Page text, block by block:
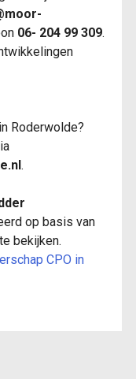
06- 204 99 309.
Roderwolde?
.
op basis van
bekijken.
CPO in